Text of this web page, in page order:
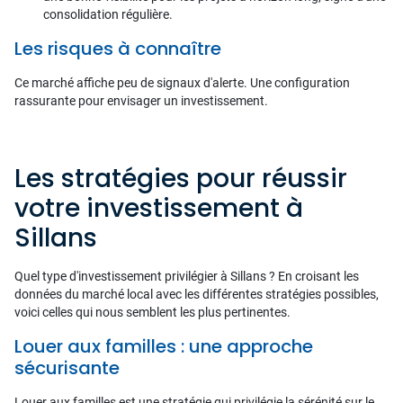
consolidation régulière.
Les risques à connaître
Ce marché affiche peu de signaux d'alerte. Une configuration
rassurante pour envisager un investissement.
Les stratégies pour réussir
votre investissement à
Sillans
Quel type d'investissement privilégier à Sillans ? En croisant les
données du marché local avec les différentes stratégies possibles,
voici celles qui nous semblent les plus pertinentes.
Louer aux familles : une approche
sécurisante